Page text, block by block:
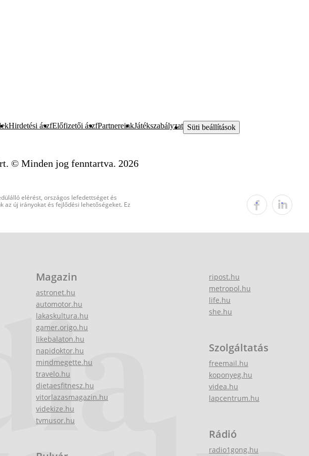
Hirdetési ászfElőfizetői ászfPartnereinkJátékszabályzat Süti beállítások
© Minden jog fenntartva. 2026
elérést, országos lefedettséget és
új irányokat és fejlődési lehetőségeket. Ez
Magazin
astronet.hu
automotor.hu
lakaskultura.hu
gamer.origo.hu
likebalaton.hu
napidoktor.hu
mindmegette.hu
travelo.hu
dietaesfitnesz.hu
vitorlazasmagazin.hu
videkize.hu
tvmusor.hu
ripost.hu
metropol.hu
life.hu
she.hu
Szolgáltatás
freemail.hu
koponyeg.hu
videa.hu
lapcentrum.hu
Rádió
radio1gong.hu